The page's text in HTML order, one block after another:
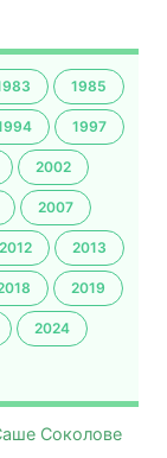
1985
1997
2002
2007
2012 2013
2019
2024
Соколове